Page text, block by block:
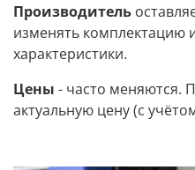
Производитель
изменять комплектацию
характеристики.
Цены - часто меняются.
актуальную цену (с